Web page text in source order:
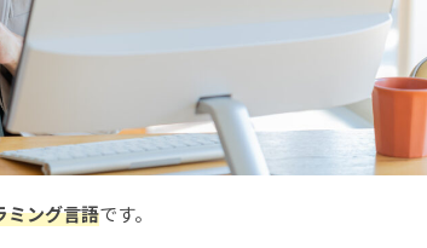
ミング言語です。